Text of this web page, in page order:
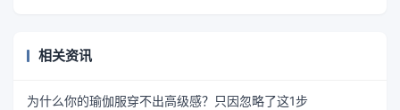
相关资讯
为什么你的瑜伽服穿不出高级感？只因忽略了这1步